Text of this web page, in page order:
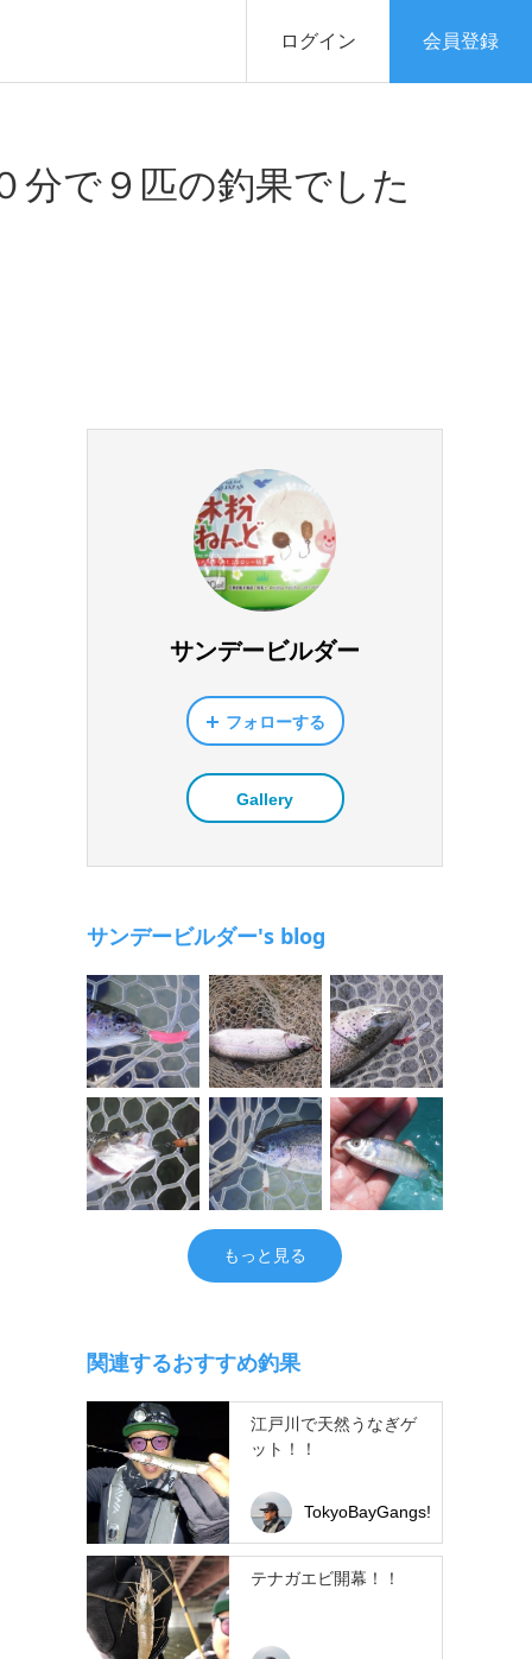
ログイン 会員登録
で９匹の釣果でした
サンデービルダー
フォローする
Gallery
サンデービルダー's blog
もっと見る
関連するおすすめ釣果
江戸川で天然うなぎゲ
ット！！
TokyoBayGangs!
テナガエビ開幕！！